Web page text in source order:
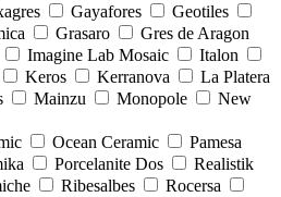
Gayafores
Geotiles
Grasaro
Gres de Aragon
Imagine Lab Mosaic
Italon
Keros Kerranova
La Platera
Mainzu Monopole
New
Ocean Ceramic
Pamesa
Porcelanite Dos
Realistik
Ribesalbes
Rocersa